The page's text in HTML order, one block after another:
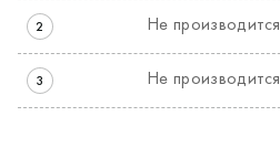
2 Не производится
3 Не производится